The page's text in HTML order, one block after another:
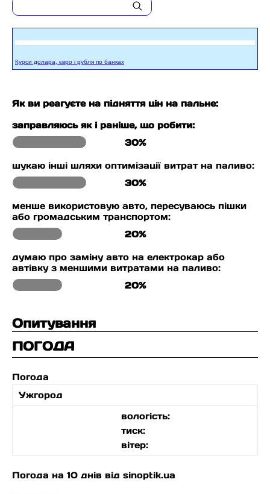
Курси долара, євро і рубля по банках
Як ви реагуєте на підняття цін на пальне:
заправляюсь як і раніше, що робити:
30%
шукаю інші шляхи оптимізації витрат на паливо:
30%
менше використовую авто, пересуваюсь пішки
або громадським транспортом:
20%
думаю про заміну авто на електрокар або
автівку з меншими витратами на паливо:
20%
Опитування
ПОГОДА
Погода
Ужгород
вологість:
тиск:
вітер:
Погода на 10 днів від sinoptik.ua